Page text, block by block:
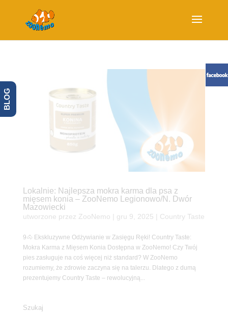
Lokalnie: Najlepsza mokra karma dla psa z
mięsem konia – ZooNemo Legionowo/N. Dwór
Mazowiecki
utworzone przez ZooNemo gru 9, 2025 Country Taste
9🐴 Ekskluzywne Odżywianie w Zasięgu Ręki! Country Taste:
Mokra Karma z Mięsem Konia Dostępna w ZooNemo! Czy Twój
pies zasługuje na coś więcej niż standard? W ZooNemo
rozumiemy, że zdrowie zaczyna się na talerzu. Dlatego z dumą
prezentujemy Country Taste – rewolucyjną...
Szukaj
BLOG